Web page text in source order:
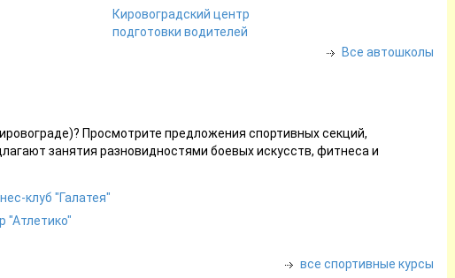
Кировоградский центр
подготовки водителей
Все автошколы
Просмотрите предложения спортивных секций,
занятия разновидностями боевых искусств, фитнеса и
клуб "Галатея"
"Атлетико"
все спортивные курсы